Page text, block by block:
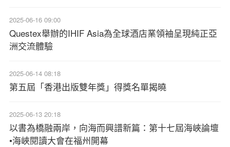
2025-06-16 09:00
Questex舉辦的IHIF Asia為全球酒店業領袖呈現純正亞
洲交流體驗
2025-06-14 08:18
第五屆「香港出版雙年獎」得獎名單揭曉
2025-06-13 20:18
以書為橋融兩岸，向海而興譜新篇：第十七屆海峽論壇
•海峽閱讀大會在福州開幕